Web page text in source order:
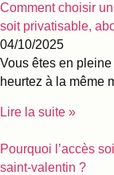
Comment choisir
soit privatisable,
04/10/2025
Vous êtes en
heurtez à la même
Lire la suite »
Pourquoi l’accès
saint-valentin ?